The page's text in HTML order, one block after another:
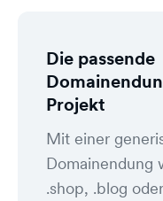
Die passende
Projekt
Mit einer
Domainendung
.shop, .blog